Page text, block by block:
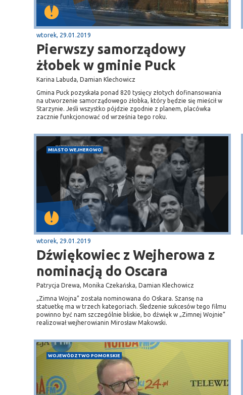
wtorek, 29.01.2019
Pierwszy samorządowy
żłobek w gminie Puck
Karina Labuda, Damian Klechowicz
Gmina Puck pozyskała ponad 820 tysięcy złotych dofinansowania
na utworzenie samorządowego żłobka, który będzie się mieścił w
Starzynie. Jeśli wszystko pójdzie zgodnie z planem, placówka
zacznie funkcjonować od września tego roku.
MIASTO WEJHEROWO
wtorek, 29.01.2019
Dźwiękowiec z Wejherowa z
nominacją do Oscara
Patrycja Drewa, Monika Czekańska, Damian Klechowicz
„Zimna Wojna” została nominowana do Oskara. Szansę na
statuetkę ma w trzech kategoriach. Śledzenie sukcesów tego filmu
powinno być nam szczególnie bliskie, bo dźwięk w „Zimnej Wojnie”
realizował wejherowianin Mirosław Makowski.
WOJEWÓDZTWO POMORSKIE